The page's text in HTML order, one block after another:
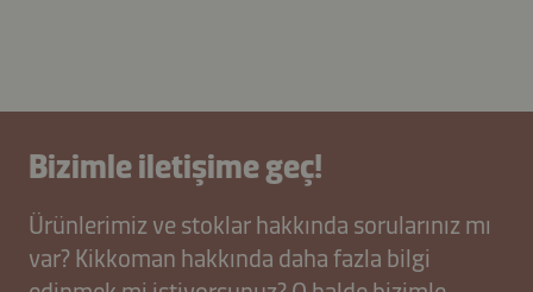
Bizimle iletişime geç!
Ürünlerimiz ve stoklar hakkında sorularınız mı
var? Kikkoman hakkında daha fazla bilgi